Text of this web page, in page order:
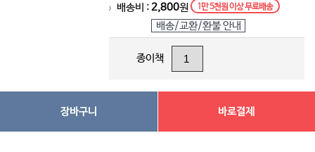
> 배송비 :2,800원 1만 5천원 이상 무료배송
배송/교환/환불 안내
종이책
장바구니 바로결제